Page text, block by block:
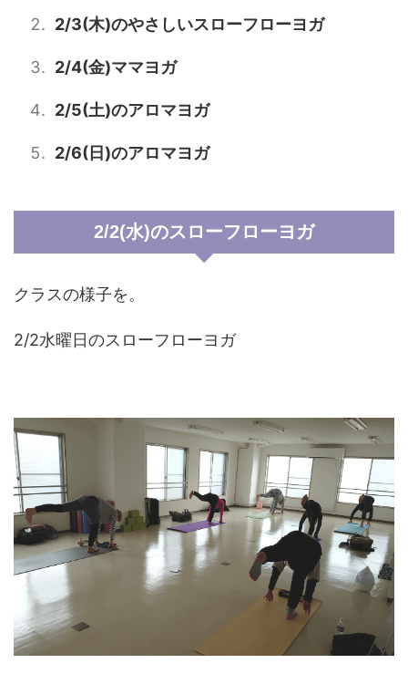
2/3(木)のやさしいスローフローヨガ
2/4(金)ママヨガ
2/5(土)のアロマヨガ
2/6(日)のアロマヨガ
2/2(水)のスローフローヨガ
クラスの様子を。
2/2水曜日のスローフローヨガ